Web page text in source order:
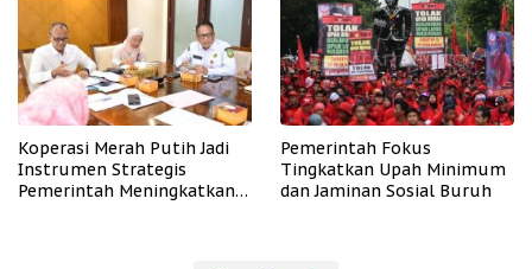
Koperasi Merah Putih Jadi
Instrumen Strategis
Pemerintah Meningkatkan
Pemerintah Fokus
Tingkatkan Upah Minimum
dan Jaminan Sosial Buruh